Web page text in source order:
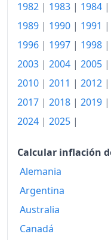
1997
1998
2000
2001
2002
2003
2004
2005
2006
1982 | 1983 | 1984 |
1989 | 1990 | 1991 |
1996 | 1997 | 1998 |
2003 | 2004 | 2005 |
2010 | 2011 | 2012 |
2017 | 2018 | 2019 |
2024 | 2025 |
Calcular inflación
Alemania
Argentina
Australia
Canadá